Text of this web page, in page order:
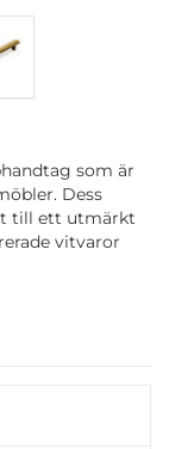
som är
Dess
till ett utmärkt
vitvaror
belagt med
en klar lack